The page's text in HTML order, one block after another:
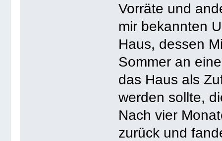
Vorräte und
mir bekannten
Haus, dessen
Sommer an
das Haus als
werden sollte,
Nach vier
zurück und